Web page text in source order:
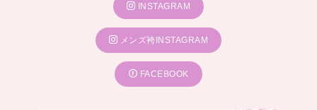
INSTAGRAM
メンズ袴INSTAGRAM
FACEBOOK